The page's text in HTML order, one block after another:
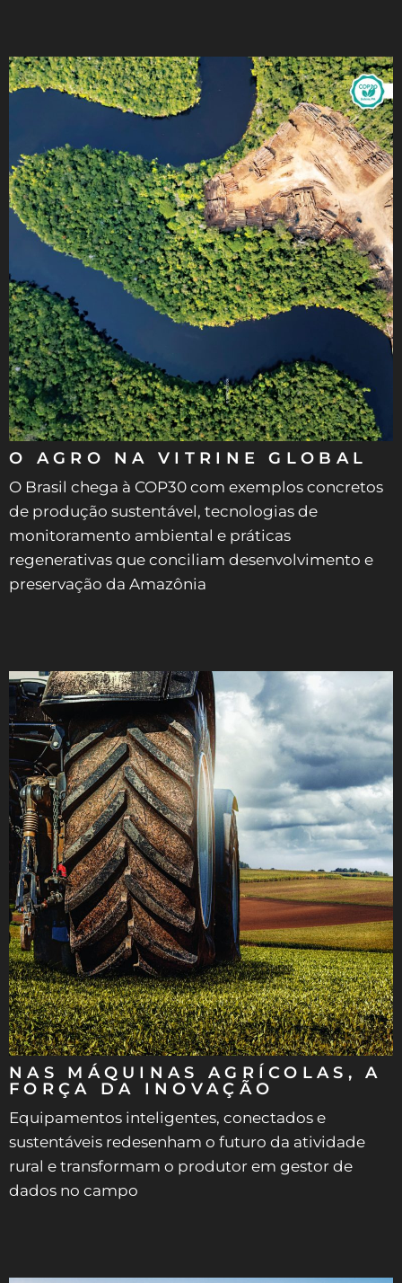
O AGRO NA VITRINE GLOBAL
O Brasil chega à COP30 com exemplos concretos
de produção sustentável, tecnologias de
monitoramento ambiental e práticas
regenerativas que conciliam desenvolvimento e
preservação da Amazônia
NAS MÁQUINAS AGRÍCOLAS, A
FORÇA DA INOVAÇÃO
Equipamentos inteligentes, conectados e
sustentáveis redesenham o futuro da atividade
rural e transformam o produtor em gestor de
dados no campo